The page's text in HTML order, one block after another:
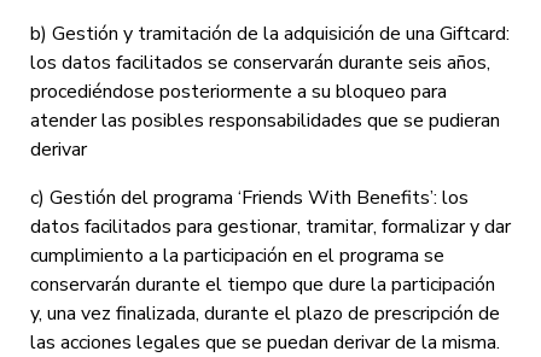
b) Gestión y tramitación de la adquisición de una Giftcard:
los datos facilitados se conservarán durante seis años,
procediéndose posteriormente a su bloqueo para
atender las posibles responsabilidades que se pudieran
derivar
c) Gestión del programa ‘Friends With Benefits’: los
datos facilitados para gestionar, tramitar, formalizar y dar
cumplimiento a la participación en el programa se
conservarán durante el tiempo que dure la participación
y, una vez finalizada, durante el plazo de prescripción de
las acciones legales que se puedan derivar de la misma.